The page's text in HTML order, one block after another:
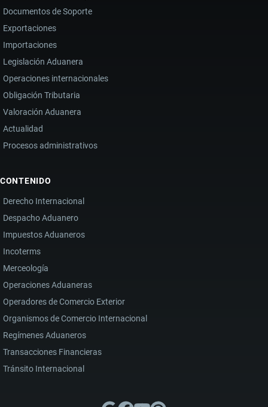
Documentos de Soporte
Exportaciones
Importaciones
Legislación Aduanera
Operaciones internacionales
Obligación Tributaria
Valoración Aduanera
Actualidad
Procesos administrativos
CONTENIDO
Derecho Internacional
Despacho Aduanero
Impuestos Aduaneros
Incoterms
Merceología
Operaciones Aduaneras
Operadores de Comercio Exterior
Organismos de Comercio Internacional
Regímenes Aduaneros
Transacciones Financieras
Tránsito Internacional